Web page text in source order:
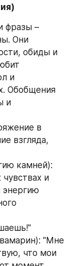
фразы –
Они
обиды и
и
Обобщения
и
в
взгляда,
камней):
и
"Мне
что мои